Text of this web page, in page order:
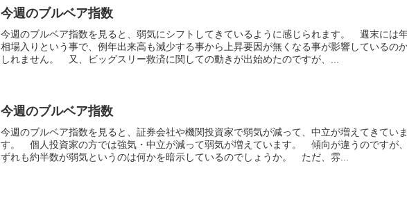
今週のブルベア指数
今週のブルベア指数を見ると、弱気にシフトしてきているように感じられます。 週末には
相場入りという事で、例年出来高も減少する事から上昇要因が無くなる事が影響しているの
しれません。 又、ビッグスリー救済に関しての動きが出始めたのですが、...
今週のブルベア指数
今週のブルベア指数を見ると、証券会社や機関投資家で弱気が減って、中立が増えてきていま
す。 個人投資家の方では強気・中立が減って弱気が増えています。 傾向が違うのですが
ずれも約半数が弱気というのは何かを暗示しているのでしょうか。 ただ、雰...